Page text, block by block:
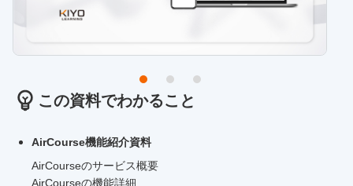
この資料でわかること
AirCourse機能紹介資料
AirCourseのサービス概要
AirCourseの機能詳細